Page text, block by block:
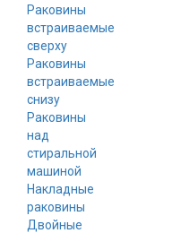
Раковины
встраиваемые
сверху
Раковины
встраиваемые
снизу
Раковины
над
стиральной
машиной
Накладные
раковины
Двойные